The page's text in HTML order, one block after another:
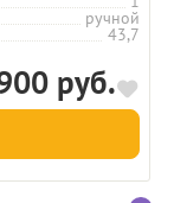
ручной
43,7
руб.